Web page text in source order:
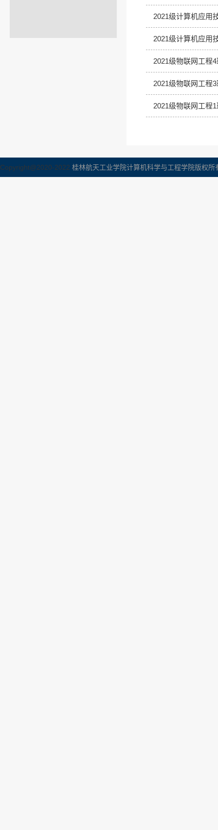
2021级计算机应用
2021级计算机应用
2021级物联网工程
2021级物联网工程
2021级物联网工程
Copyright@2020-2022 桂林航天工业学院计算机科学与工程学院版权